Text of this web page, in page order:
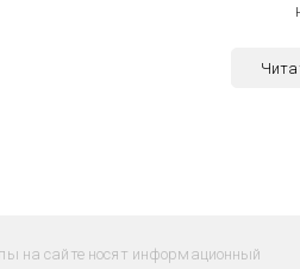
на сайте носят информационный